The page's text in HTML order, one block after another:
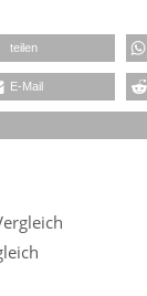
teilen
E-Mail